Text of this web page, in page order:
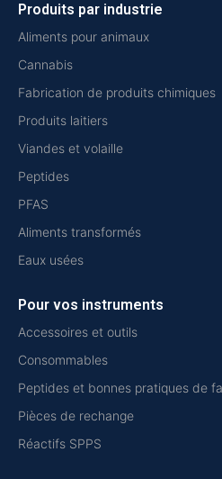
Produits par industrie
Aliments pour animaux
Cannabis
Fabrication de produits chimiques
Produits laitiers
Viandes et volaille
Peptides
PFAS
Aliments transformés
Eaux usées
Pour vos instruments
Accessoires et outils
Consommables
Peptides et bonnes pratiques de
Pièces de rechange
Réactifs SPPS